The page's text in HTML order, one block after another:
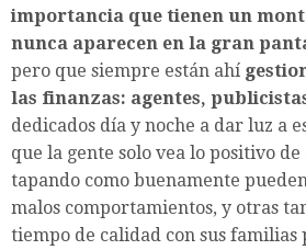
importancia que tienen un
nunca aparecen en la gran
pero que siempre están ahí
las finanzas: agentes,
dedicados día y noche a dar luz a
que la gente solo vea lo positivo de
tapando como buenamente
malos comportamientos, y otras
tiempo de calidad con sus